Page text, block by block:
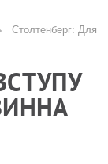
Столтенберг: Для